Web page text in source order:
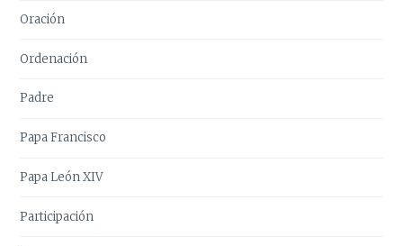
Oración
Ordenación
Padre
Papa Francisco
Papa León XIV
Participación